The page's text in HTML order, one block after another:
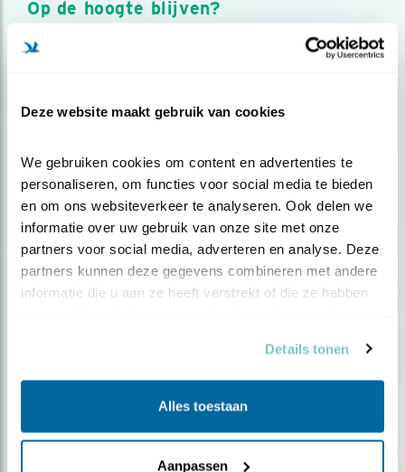
Deze website maakt gebruik van cookies
We gebruiken cookies om content en advertenties te
personaliseren, om functies voor social media te bieden
en om ons websiteverkeer te analyseren. Ook delen we
informatie over uw gebruik van onze site met onze
partners voor social media, adverteren en analyse. Deze
partners kunnen deze gegevens combineren met andere
informatie die u aan ze heeft verstrekt of die ze hebben
Details tonen
Alles toestaan
Aanpassen
Op de hoogte blijven?
Meld je aan en ontvang nieuws, inspiratie, acties en tips
over vogels en activiteiten van Vogelbescherming.
Ontvang 5 x Vogels voor € 36,00 per jaar